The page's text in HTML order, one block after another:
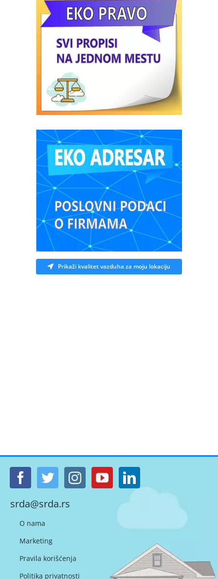
Prikaži kvalitet vazduha za moju lokaciju
srda@srda.rs
O nama
Marketing
Pravila korišćenja
Politika privatnosti